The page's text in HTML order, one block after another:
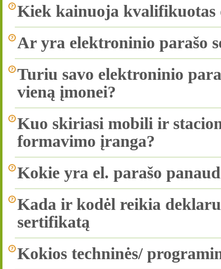
Kiek kainuoja kvalifikuotas
Ar yra elektroninio parašo
Turiu savo elektroninio
vieną įmonei?
Kuo skiriasi mobili ir
formavimo įranga?
Kokie yra el. parašo
Kada ir kodėl reikia
sertifikatą
Kokios techninės/